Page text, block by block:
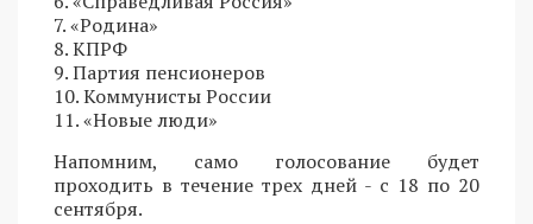
7. «Родина»
8. КПРФ
9. Партия пенсионеров
10. Коммунисты России
11. «Новые люди»
Напомним, само голосование будет
проходить в течение трех дней - с 18 по 20
сентября.